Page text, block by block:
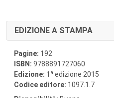
EDIZIONE A STAMPA
Pagine: 192
ISBN: 9788891727060
Edizione: 1 a edizione 2015
Codice editore: 1097.1.7